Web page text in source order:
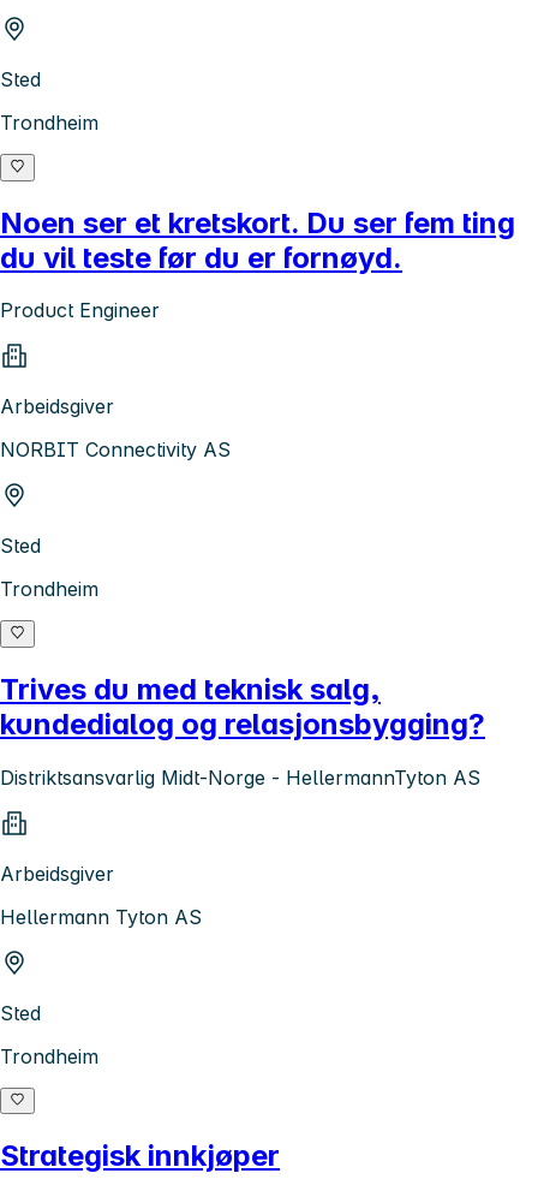
Sted
Trondheim
Noen ser et kretskort. Du ser fem ting
du vil teste før du er fornøyd.
Product Engineer
Arbeidsgiver
NORBIT Connectivity AS
Sted
Trondheim
Trives du med teknisk salg,
kundedialog og relasjonsbygging?
Distriktsansvarlig Midt-Norge - HellermannTyton AS
Arbeidsgiver
Hellermann Tyton AS
Sted
Trondheim
Strategisk innkjøper